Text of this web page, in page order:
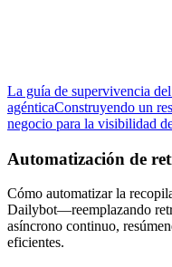
La guía de supervivencia
agénticaConstruyendo un
negocio para la visibilidad
Automatización de
Cómo automatizar la
Dailybot—reemplazando
asíncrono continuo,
eficientes.